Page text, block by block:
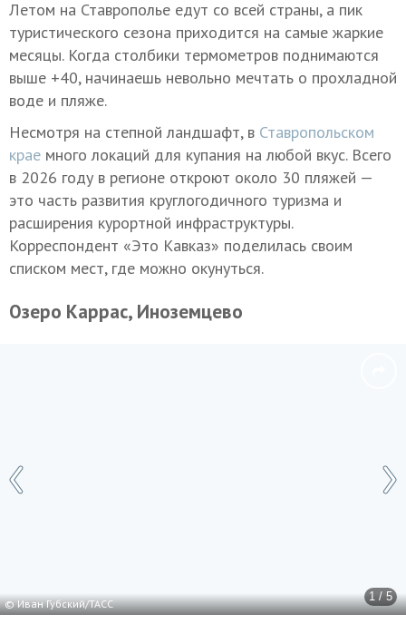
Летом на Ставрополье едут со всей страны, а пик
туристического сезона приходится на самые жаркие
месяцы. Когда столбики термометров поднимаются
выше +40, начинаешь невольно мечтать о прохладной
воде и пляже.
Несмотря на степной ландшафт, в Ставропольском
крае много локаций для купания на любой вкус. Всего
в 2026 году в регионе откроют около 30 пляжей —
это часть развития круглогодичного туризма и
расширения курортной инфраструктуры.
Корреспондент «Это Кавказ» поделилась своим
списком мест, где можно окунуться.
Озеро Каррас, Иноземцево
1 / 5
© Иван Губский/ТАСС